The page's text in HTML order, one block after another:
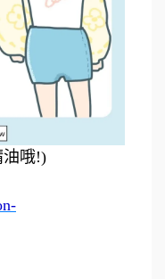
油哦!)